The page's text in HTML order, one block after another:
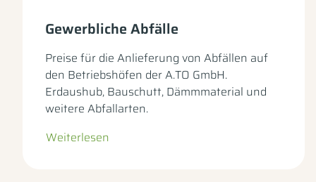
Gewerbliche Abfälle
Preise für die Anlieferung von Abfällen auf
den Betriebshöfen der A.TO GmbH.
Erdaushub, Bauschutt, Dämmmaterial und
weitere Abfallarten.
– zur Unterseite
Weiterlesen